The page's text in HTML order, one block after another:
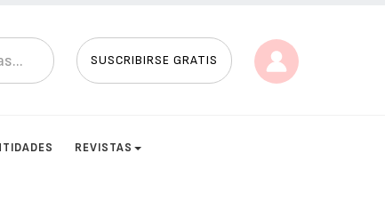
SUSCRIBIRSE GRATIS
REVISTAS